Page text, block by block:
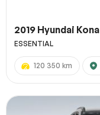
2019 Hyundai Kona
ESSENTIAL
120 350 km